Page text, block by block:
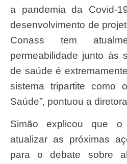
a pandemia da Covid-
desenvolvimento de
Conass tem
permeabilidade junto às
de saúde é
sistema tripartite como
Saúde”, pontuou a
Simão explicou que o encontro além de
atualizar as próximas
para o debate sobre